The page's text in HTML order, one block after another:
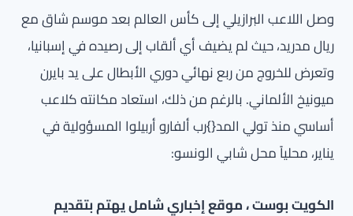
وصل اللاعب البرازيلي إلى كأس العالم بعد موسم شاق مع
ريال مدريد، حيث لم يضيف أي ألقاب إلى رصيده في إسبانيا،
وتعرض للخروج من ربع نهائي دوري الأبطال على يد بايرن
ميونيخ الألماني. بالرغم من ذلك، استعاد مكانته كلاعب
أساسي منذ تولي المد{}رب ألفارو أربيلوا المسؤولية في
يناير، محلياً محل شابي الونسو:
الكويت بوست ، موقع إخباري شامل يهتم بتقديم